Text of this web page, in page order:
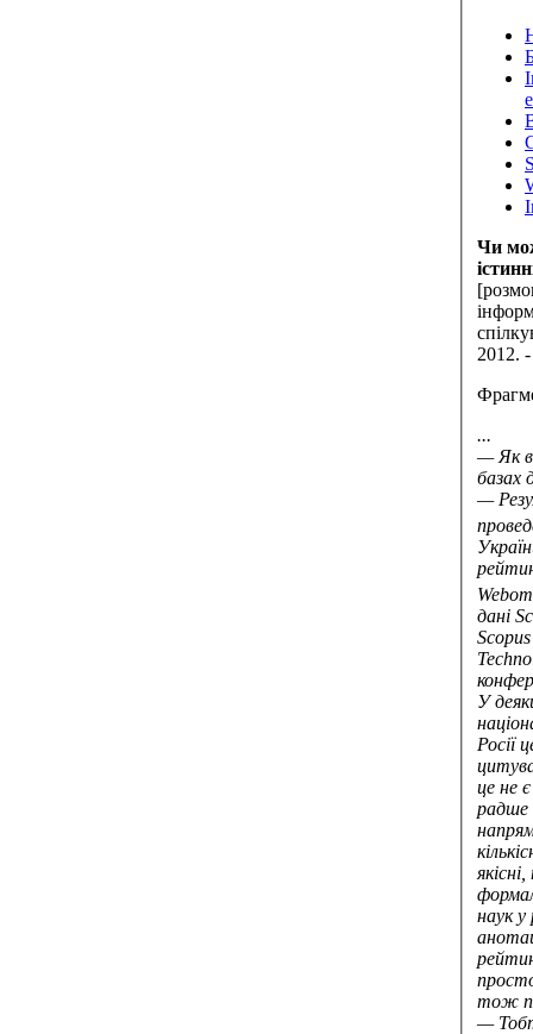
Чи
2012.
...
— Як
базах
—
дані
У
Росії
це не
радше
наук у
тож
—